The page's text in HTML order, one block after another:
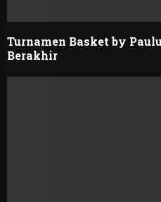
Turnamen Basket by
Berakhir